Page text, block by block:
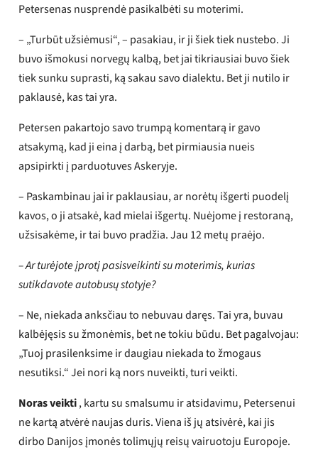
Petersenas nusprendė pasikalbėti su moterimi.
– „Turbūt užsiėmusi“, – pasakiau, ir ji šiek tiek nustebo. Ji
buvo išmokusi norvegų kalbą, bet jai tikriausiai buvo šiek
tiek sunku suprasti, ką sakau savo dialektu. Bet ji nutilo ir
paklausė, kas tai yra.
Petersen pakartojo savo trumpą komentarą ir gavo
atsakymą, kad ji eina į darbą, bet pirmiausia nueis
apsipirkti į parduotuves Askeryje.
– Paskambinau jai ir paklausiau, ar norėtų išgerti puodelį
kavos, o ji atsakė, kad mielai išgertų. Nuėjome į restoraną,
užsisakėme, ir tai buvo pradžia. Jau 12 metų praėjo.
– Ar turėjote įprotį pasisveikinti su moterimis, kurias
sutikdavote autobusų stotyje?
– Ne, niekada anksčiau to nebuvau daręs. Tai yra, buvau
kalbėjęsis su žmonėmis, bet ne tokiu būdu. Bet pagalvojau:
„Tuoj prasilenksime ir daugiau niekada to žmogaus
nesutiksi.“ Jei nori ką nors nuveikti, turi veikti.
Norasveikti, kartu su smalsumu ir atsidavimu, Petersenui
ne kartą atvėrė naujas duris. Viena iš jų atsivėrė, kai jis
dirbo Danijos įmonės tolimųjų reisų vairuotoju Europoje.